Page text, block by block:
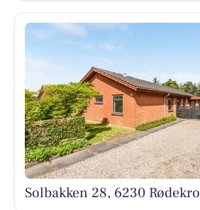
Solbakken 28, 6230 Rødekro